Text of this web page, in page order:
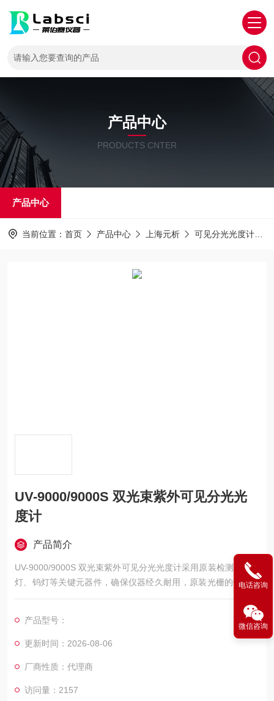
产品中心
PRODUCTS CNTER
产品中心
当前位置： 首页 产品中心 上海元析 可见分光光度计
UV-9000/9000S 双光束紫外可见分光光
度计
产品简介
UV-9000/9000S 双光束紫外可见分光光度计采用原装检测器、氘
灯、钨灯等关键元器件，确保仪器经久耐用，原装光栅的使用不
仅提高了紫外区的能量，同时使仪器杂散光更低。分光光度计是
我司近二十年经验积累的经典产品。产品类型涵盖了可见分光光
度计和紫外可见分光光度计两种，既有可以单机、联机操作的按
键式，又带给用户全新操作体验的触摸屏，核心元件均经过严苛
产品型号：
更新时间：2026-08-06
厂商性质：代理商
访问量：2157
电话咨询
微信咨询